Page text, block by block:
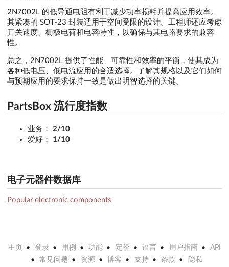
2N7002L 的低导通电阻有利于减少功率损耗并提高应用效率。
其紧凑的 SOT-23 封装适用于空间受限的设计。工程师还应考虑
开关速度、栅极电荷和电容特性，以确保与其电路要求的兼容
性。
总之，2N7002L 提供了性能、可靠性和效率的平衡，使其成为
各种低电压、低电流应用的合适选择。了解其规格以及它们如何
与预期应用的要求保持一致是做出明智选择的关键。
PartsBox 流行度指数
业务：
2/10
爱好：
1/10
电子元器件数据库
Popular electronic components
主页 登录 用例 功能 定价 语言 用户指南
API
常见问题
资源 博客 支持 条款 隐私